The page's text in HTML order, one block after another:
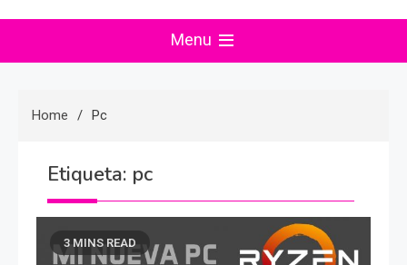
Menu
Home Pc
Etiqueta: pc
3 MINS READ